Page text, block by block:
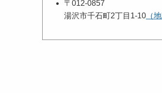
〒012-0857
湯沢市千石町2丁目1-10 （